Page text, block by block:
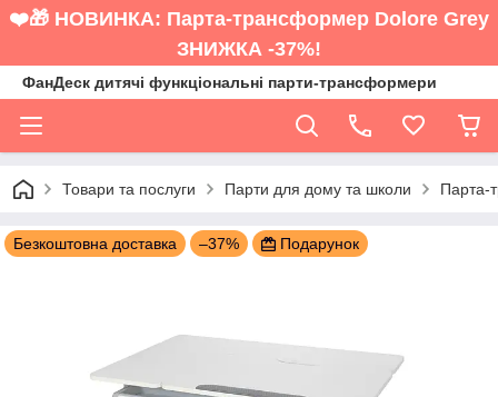
❤️🎁 НОВИНКА: Парта-трансформер Dolore Grey
ЗНИЖКА -37%!
ФанДеск дитячі функціональні парти-трансформери
Товари та послуги Парти для дому та школи Парта-
Безкоштовна доставка –37% Подарунок